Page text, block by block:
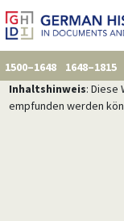
1500–1648 1648–1815
Inhaltshinweis: Diese
empfunden werden